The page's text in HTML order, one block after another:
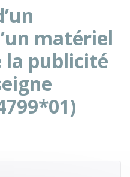
matériel
la publicité